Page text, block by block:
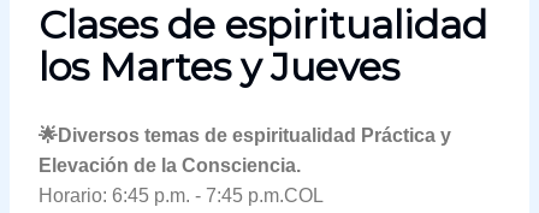
Clases de espiritualidad
los Martes y Jueves
🌟Diversos temas de espiritualidad Práctica y
Elevación de la Consciencia.
Horario: 6:45 p.m. - 7:45 p.m.COL